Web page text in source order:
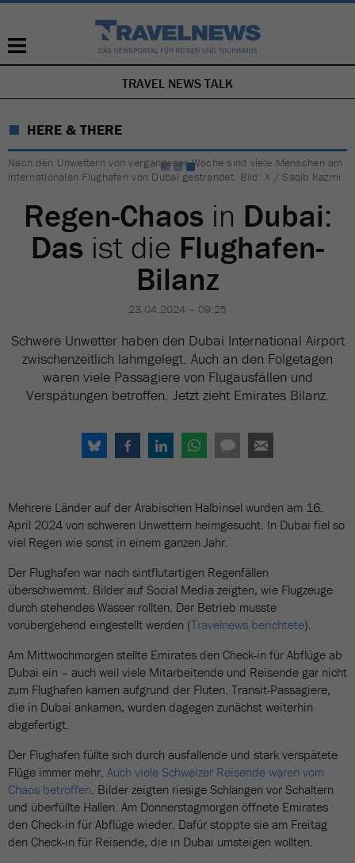
NAVIGATION
ÜBERSPRINGEN
TRAVEL NEWS TALK
HERE & THERE
Nach den Unwettern von vergangener Woche sind viele Menschen am
internationalen Flughafen von Dubai gestrandet. Bild: X / Saqib Kazmi
Regen-Chaos in Dubai:
Das ist die Flughafen-
Bilanz
23.04.2024 – 09:25
Schwere Unwetter haben den Dubai International Airport
zwischenzeitlich lahmgelegt. Auch an den Folgetagen
waren viele Passagiere von Flugausfällen und
Verspätungen betroffen. Jetzt zieht Emirates Bilanz.
Mehrere Länder auf der Arabischen Halbinsel wurden am 16.
April 2024 von schweren Unwettern heimgesucht. In Dubai fiel so
viel Regen wie sonst in einem ganzen Jahr.
Der Flughafen war nach sintflutartigen Regenfällen
überschwemmt. Bilder auf Social Media zeigten, wie Flugzeuge
durch stehendes Wasser rollten. Der Betrieb musste
vorübergehend eingestellt werden (Travelnews berichtete).
Am Mittwochmorgen stellte Emirates den Check-in für Abflüge ab
Dubai ein – auch weil viele Mitarbeitende und Reisende gar nicht
zum Flughafen kamen aufgrund der Fluten. Transit-Passagiere,
die in Dubai ankamen, wurden dagegen zunächst weiterhin
abgefertigt.
Der Flughafen füllte sich durch ausfallende und stark verspätete
Flüge immer mehr. Auch viele Schweizer Reisende waren vom
Chaos betroffen. Bilder zeigten riesige Schlangen vor Schaltern
und überfüllte Hallen. Am Donnerstagmorgen öffnete Emirates
den Check-in für Abflüge wieder. Dafür stoppte sie am Freitag
den Check-in für Reisende, die in Dubai umsteigen wollten.